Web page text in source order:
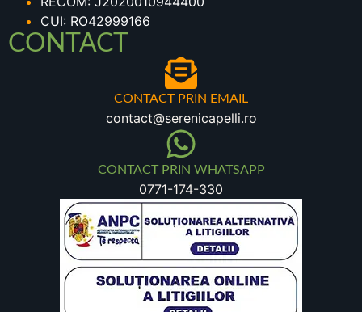
CUI: RO42999166
CONTACT
CONTACT PRIN EMAIL
contact@serenicapelli.ro
CONTACT PRIN WHATSAPP
0771-174-330